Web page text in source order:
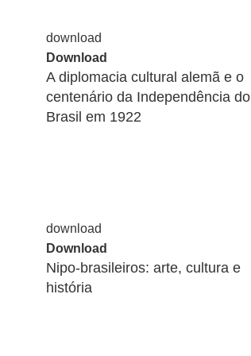
Download
A diplomacia cultural alemã e o
centenário da Independência do
Brasil em 1922
Download
Nipo-brasileiros: arte, cultura e
história